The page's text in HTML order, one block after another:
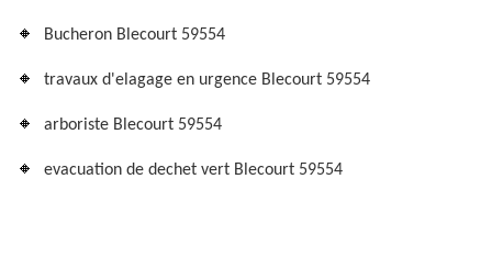
Bucheron Blecourt 59554
travaux d'elagage en urgence Blecourt 59554
arboriste Blecourt 59554
evacuation de dechet vert Blecourt 59554